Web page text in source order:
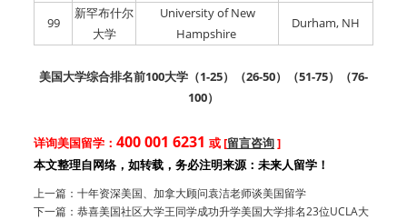
99
新罕布什尔
大学
University of New
Hampshire
Durham, NH
美国大学综合排名前100大学（1-25）（26-50）（51-75）（76-
100）
详询美国留学： 400 001 6231 或 [留言咨询]
本文整理自网络，如转载，务必注明来源：未来人留学！
上一篇： 十年资深美国、加拿大顾问袁洁老师谈美国留学
下一篇： 恭喜美国社区大学王同学成功升学美国大学排名23位UCLA大